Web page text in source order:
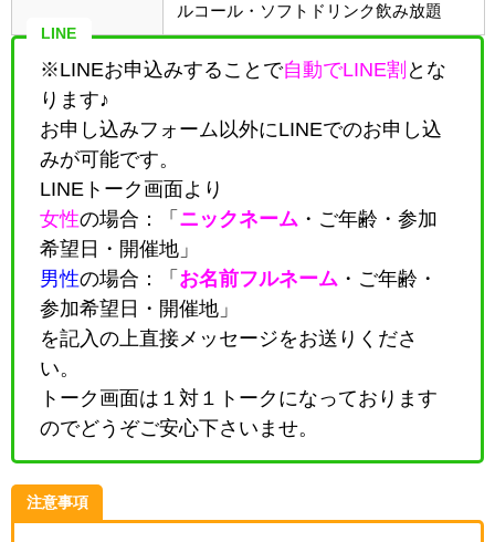
ルコール・ソフトドリンク飲み放題
LINE
※LINEお申込みすることで自動でLINE割 とな
ります♪
お申し込みフォーム以外にLINEでのお申し込
みが可能です。
LINEトーク画面より
女性の場合：「 ニックネーム ・ ご年齢・参加
希望日・開催地」
男性の場合：「 お名前フルネーム ・ ご年齢・
参加希望日・開催地」
を記入の上直接メッセージをお送りくださ
い。
トーク画面は１対１トークになっております
のでどうぞご安心下さいませ。
注意事項